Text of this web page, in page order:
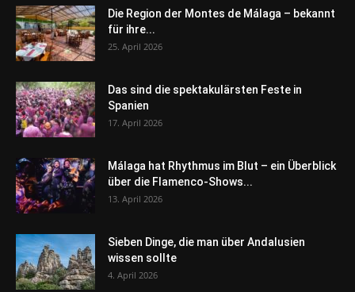
Die Region der Montes de Málaga – bekannt
für ihre...
25. April 2026
Das sind die spektakulärsten Feste in
Spanien
17. April 2026
Málaga hat Rhythmus im Blut – ein Überblick
über die Flamenco-Shows...
13. April 2026
Sieben Dinge, die man über Andalusien
wissen sollte
4. April 2026